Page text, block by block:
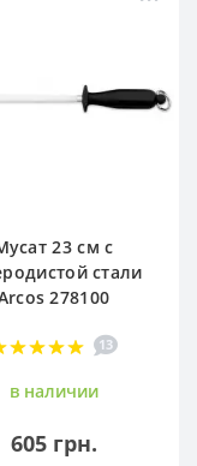
23 см с
стали
278100
13
в наличии
605 грн.